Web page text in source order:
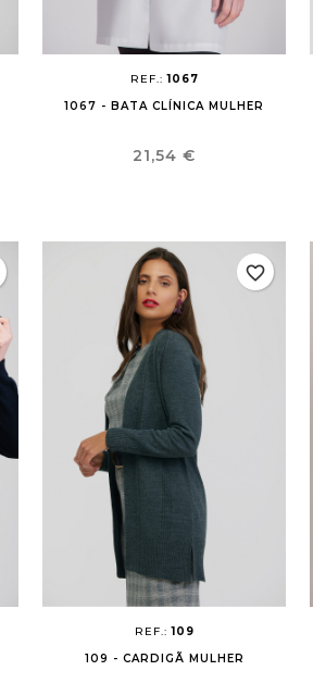
REF.:1067
1067 - BATA CLÍNICA MULHER
Preço
21,54 €
REF.:109
109 - CARDIGÃ MULHER
favorite_border